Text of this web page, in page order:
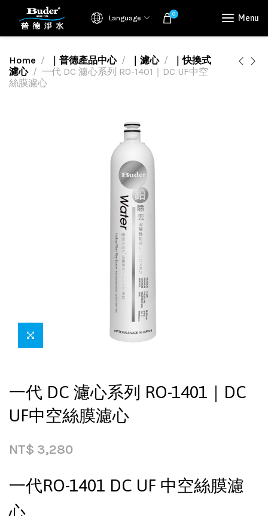
Language 0 Menu
Home ｜普德產品中心 ｜濾心
｜快換式
濾心
一代 DC 濾心系列 RO-1401｜DC UF中空
絲膜濾心
一代 DC 濾心系列 RO-1401｜DC
UF中空絲膜濾心
NT$ 3,280
一代RO-1401 DC UF 中空絲膜濾
心